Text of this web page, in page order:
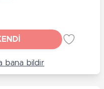
bana bildir